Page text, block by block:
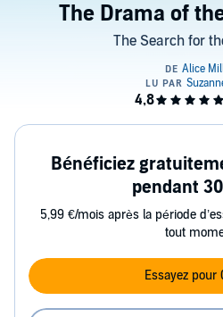
The Drama of
The Search for
Bénéficiez
pendant
5,99 €/mois après la période
tout
Essayez pour